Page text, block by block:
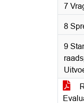
7
8
9